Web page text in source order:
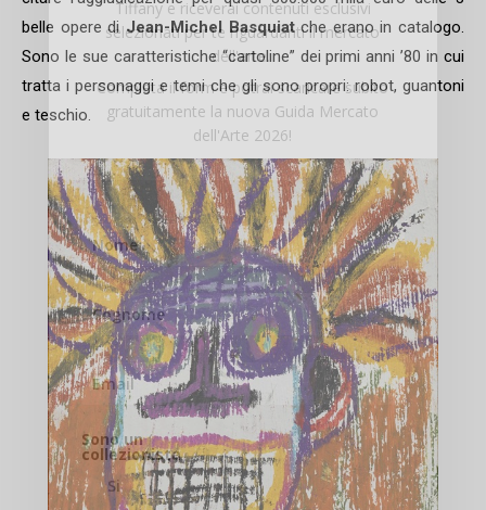
belle opere diJean-Michel Basquiatche erano in catalogo.
Sono le sue caratteristiche “cartoline” dei primi anni ’80 in cui
tratta i personaggi e temi che gli sono propri: robot, guantoni
e teschio.
Tiffany e riceverai contenuti esclusivi
selezionati per te riguardanti il mercato
dell'arte.
Completa il form e potrai scaricare subito
gratuitamente la nuova Guida Mercato
dell'Arte 2026!
Sono un
collezionista
Si